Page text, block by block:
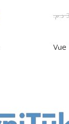
د.م.
Vue